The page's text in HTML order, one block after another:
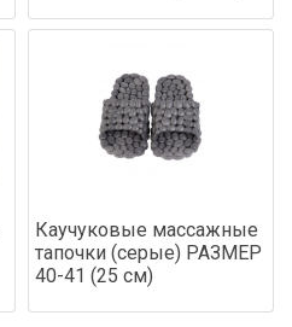
Каучуковые массажные
тапочки (серые) РАЗМЕР
40-41 (25 см)